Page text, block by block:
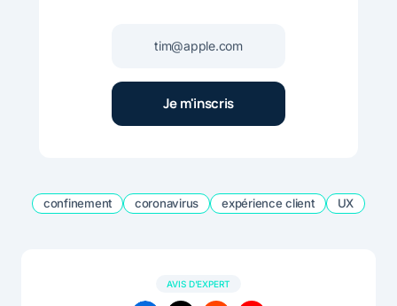
confinement coronavirus expérience client UX
AVIS D'EXPERT